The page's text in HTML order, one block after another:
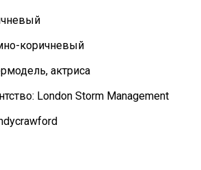
коричневый
актриса
London Storm Management